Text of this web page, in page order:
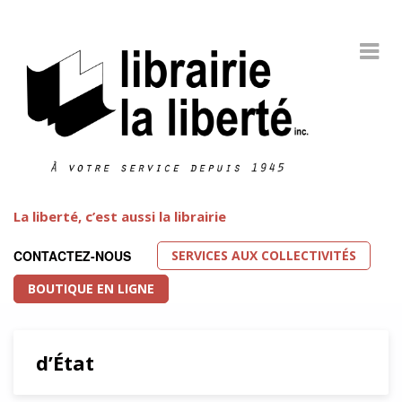
La liberté, c’est aussi la librairie
CONTACTEZ-NOUS
SERVICES AUX COLLECTIVITÉS
BOUTIQUE EN LIGNE
d’État